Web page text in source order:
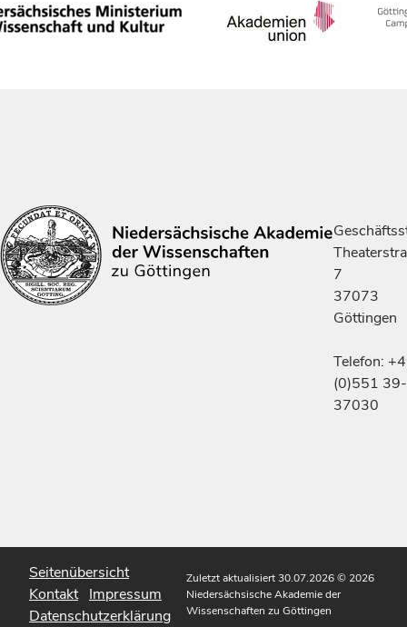
7
37073
Göttingen
Telefon:
(0)551 39-
37030
Seitenübersicht
Kontakt Impressum
Datenschutzerklärung
Zuletzt aktualisiert 30.07.2026© 2026
Niedersächsische Akademie der
Wissenschaften zu Göttingen